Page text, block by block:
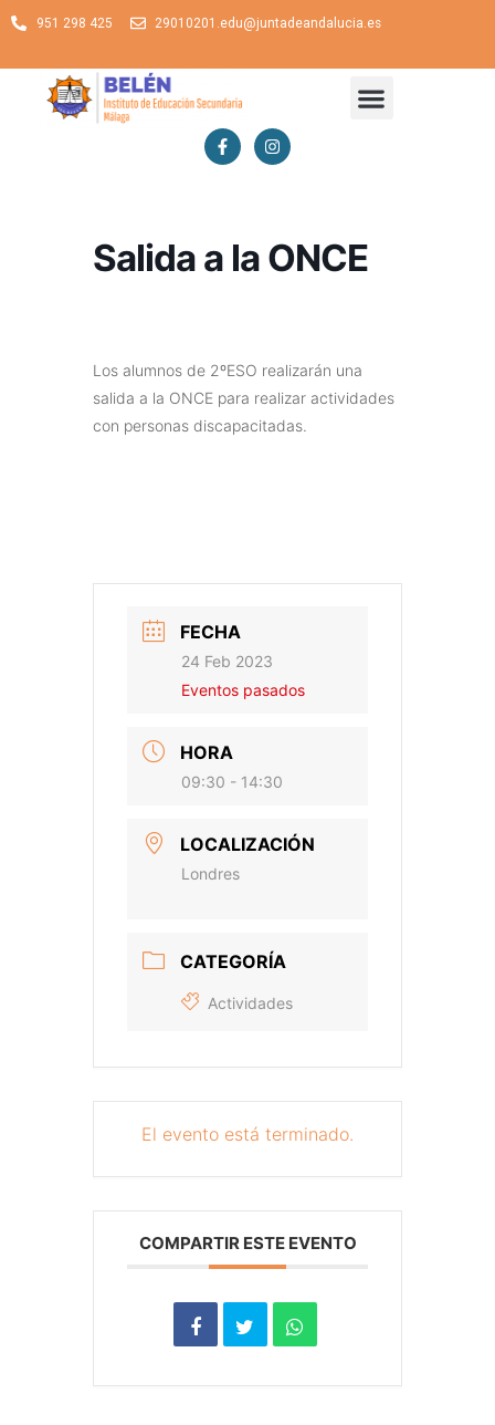
951 298 425 29010201.edu@juntadeandalucia.es
Salida a la ONCE
Los alumnos de 2ºESO realizarán una
salida a la ONCE para realizar actividades
con personas discapacitadas.
FECHA
24 Feb 2023
Eventos pasados
HORA
09:30 - 14:30
LOCALIZACIÓN
Londres
CATEGORÍA
Actividades
El evento está terminado.
COMPARTIR ESTE EVENTO